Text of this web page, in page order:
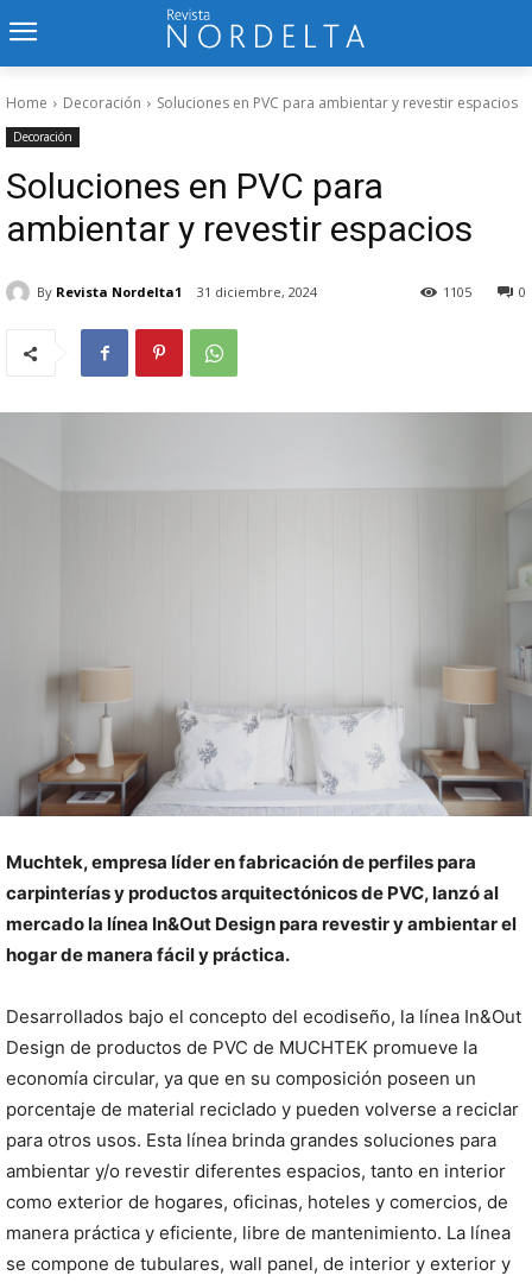
Home Decoración Soluciones en PVC para ambientar y revestir espacios
Decoración
Soluciones en PVC para
ambientar y revestir espacios
By Revista Nordelta1 31 diciembre, 2024 0
1105
Muchtek, empresa líder en fabricación de perfiles para
carpinterías y productos arquitectónicos de PVC, lanzó al
mercado la línea In&Out Design para revestir y ambientar el
hogar de manera fácil y práctica.
Desarrollados bajo el concepto del ecodiseño, la línea In&Out
Design de productos de PVC de MUCHTEK promueve la
economía circular, ya que en su composición poseen un
porcentaje de material reciclado y pueden volverse a reciclar
para otros usos. Esta línea brinda grandes soluciones para
ambientar y/o revestir diferentes espacios, tanto en interior
como exterior de hogares, oficinas, hoteles y comercios, de
manera práctica y eficiente, libre de mantenimiento. La línea
se compone de tubulares, wall panel, de interior y exterior y